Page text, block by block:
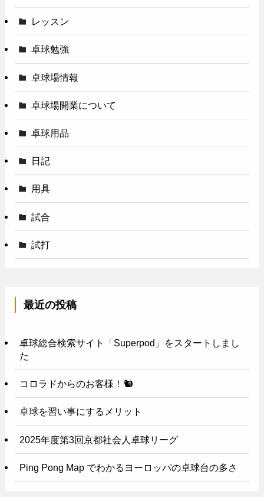
レッスン
卓球勉強
卓球場情報
卓球場開業について
卓球用品
日記
用具
試合
試打
最近の投稿
卓球総合検索サイト「Superpod」をスタートしまし
た
コロラドからのお客様！🐿️
卓球を習い事にするメリット
2025年度第3回京都社会人卓球リーグ
Ping Pong Map でわかるヨーロッパの卓球台の多さ